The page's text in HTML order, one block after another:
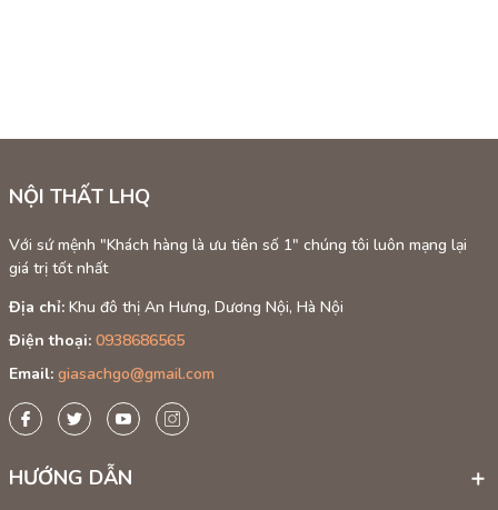
NỘI THẤT LHQ
Với sứ mệnh "Khách hàng là ưu tiên số 1" chúng tôi luôn mạng lại
giá trị tốt nhất
Địa chỉ: Khu đô thị An Hưng, Dương Nội, Hà Nội
Điện thoại: 0938686565
Email: giasachgo@gmail.com
HƯỚNG DẪN